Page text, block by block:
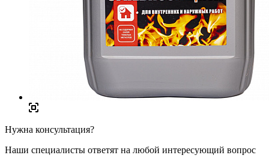
Нужна консультация?
Наши специалисты ответят на любой интересующий вопрос